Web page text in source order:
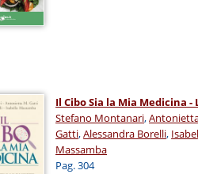
Il Cibo Sia la Mia Medicina -
Stefano Montanari,
Gatti,Alessandra Borelli,
Massamba
Pag. 304